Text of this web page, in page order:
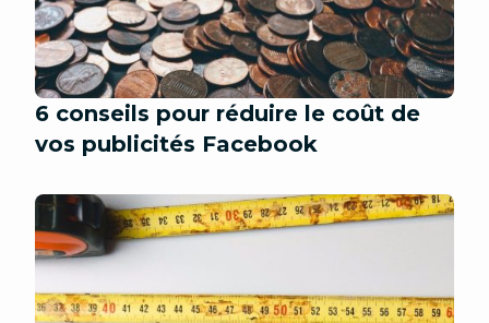
6 conseils pour réduire le coût de
vos publicités Facebook